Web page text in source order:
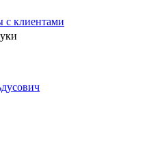
с клиентами